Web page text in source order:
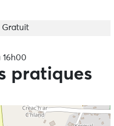
Gratuit
16h00
pratiques